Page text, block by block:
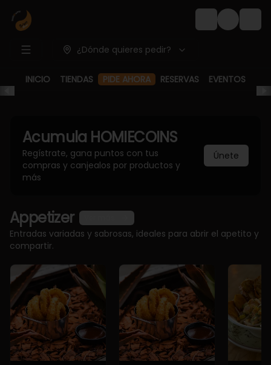
Login
¿Dónde quieres pedir?
INICIO TIENDAS
PIDE AHORA
RESERVAS EVENTOS
Acumula HOMIECOINS
Regístrate, gana puntos con tus
compras y canjealos por productos y
más
Únete
Appetizer
Entradas variadas y sabrosas, ideales para abrir el apetito y
compartir.